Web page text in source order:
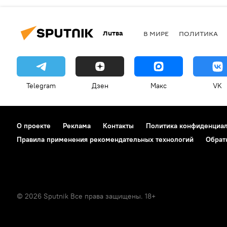
Литва В МИРЕ ПОЛИТИКА
Telegram Дзен Макс VK
О проекте Реклама Контакты Политика
Правила применения рекомендательных технологий
© 2026 Sputnik Все права защищены. 18+